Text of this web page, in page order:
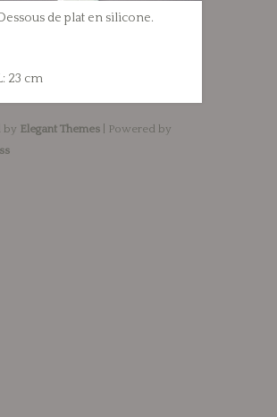
de plat en silicone.
23 cm
by Elegant Themes | Powered by